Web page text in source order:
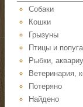
Собаки
Кошки
Грызуны
Птицы и
Рыбки,
Ветеринария,
Потеряно
Найдено